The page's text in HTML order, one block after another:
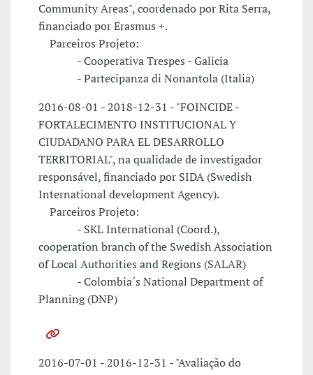
Community Areas", coordenado por Rita Serra,
financiado por Erasmus +.
Parceiros Projeto:
- Cooperativa Trespes - Galicia
- Partecipanza di Nonantola (Italia)
2016-08-01 - 2018-12-31 - "FOINCIDE -
FORTALECIMENTO INSTITUCIONAL Y
CIUDADANO PARA EL DESARROLLO
TERRITORIAL", na qualidade de investigador
responsável, financiado por SIDA (Swedish
International development Agency).
Parceiros Projeto:
- SKL International (Coord.),
cooperation branch of the Swedish Association
of Local Authorities and Regions (SALAR)
- Colombia´s National Department of
Planning (DNP)
2016-07-01 - 2016-12-31 - "Avaliação do